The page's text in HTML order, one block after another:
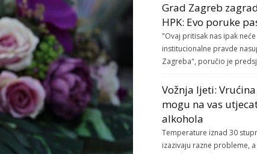
Grad Zagreb
HPK: Evo poruke
"Ovaj pritisak nas ipak
institucionalne pravde
Zagreba", poručio je
Vožnja ljeti:
mogu na vas
alkohola
Temperature iznad 30
izazivaju razne probleme,